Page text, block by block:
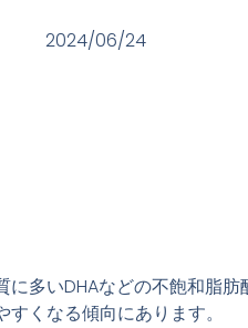
2024/06/24
多いDHAなどの不飽和脂
くなる傾向にあります。